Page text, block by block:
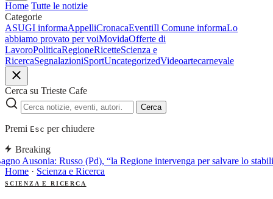
Home Tutte le notizie
Categorie
ASUGI informaAppelliCronacaEventiIl Comune informaLo
abbiamo provato per voiMovidaOfferte di
LavoroPoliticaRegioneRicetteScienza e
RicercaSegnalazioniSportUncategorizedVideoartecarnevale
Cerca su Trieste Cafe
Cerca
Premi Esc per chiudere
Breaking
Ausonia: Russo (Pd), “la Regione intervenga per salvare lo
Home · Scienza e Ricerca
SCIENZA E RICERCA